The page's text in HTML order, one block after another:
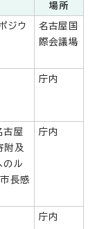
場所
ジウ
名古屋国
際会議場
庁内
古屋
附及
のル
長感
庁内
庁内